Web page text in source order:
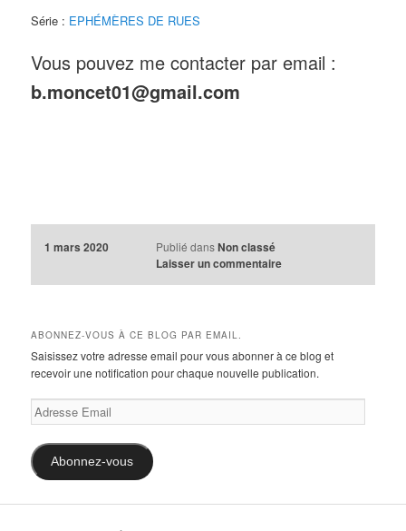
Série : EPHÉMÈRES DE RUES
Vous pouvez me contacter par email :
b.moncet01@gmail.com
1 mars 2020 Publié dans Non classé
Laisser un commentaire
ABONNEZ-VOUS À CE BLOG PAR EMAIL.
Saisissez votre adresse email pour vous abonner à ce blog et
recevoir une notification pour chaque nouvelle publication.
Adresse
Email
Abonnez-vous